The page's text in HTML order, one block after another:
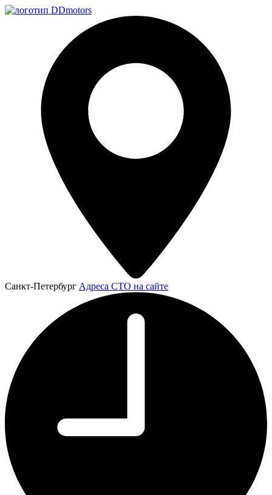
Санкт-Петербург Адреса СТО на сайте